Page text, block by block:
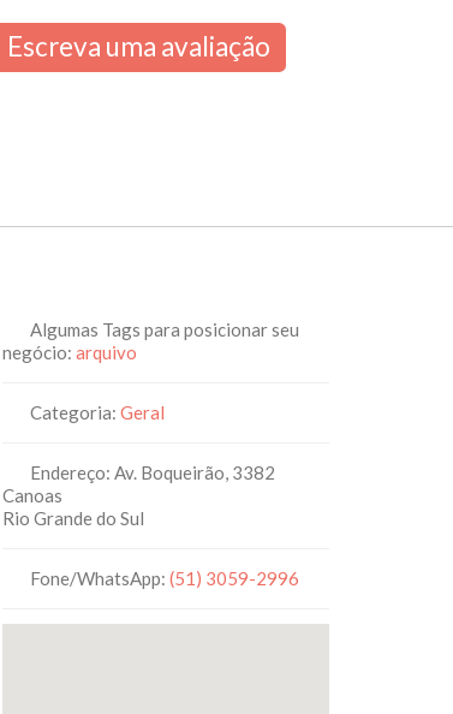
Escreva uma avaliação
Algumas Tags para posicionar seu
negócio:arquivo
Categoria:Geral
Endereço:Av. Boqueirão, 3382
Canoas
Rio Grande do Sul
Fone/WhatsApp:(51) 3059-2996